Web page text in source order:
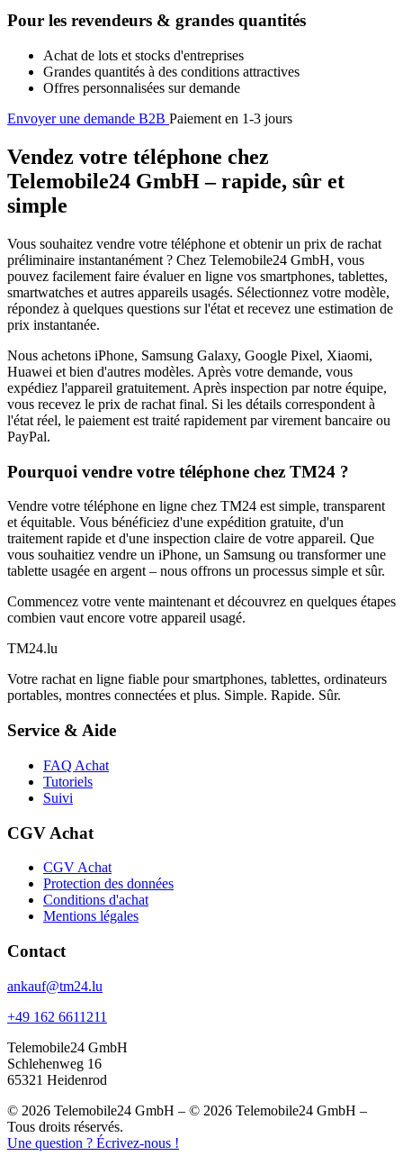
Pour les revendeurs & grandes quantités
Achat de lots et stocks d'entreprises
Grandes quantités à des conditions attractives
Offres personnalisées sur demande
Envoyer une demande B2B Paiement en 1-3 jours
Vendez votre téléphone chez
Telemobile24 GmbH – rapide, sûr et
simple
Vous souhaitez vendre votre téléphone et obtenir un prix de rachat
préliminaire instantanément ? Chez Telemobile24 GmbH, vous
pouvez facilement faire évaluer en ligne vos smartphones, tablettes,
smartwatches et autres appareils usagés. Sélectionnez votre modèle,
répondez à quelques questions sur l'état et recevez une estimation de
prix instantanée.
Nous achetons iPhone, Samsung Galaxy, Google Pixel, Xiaomi,
Huawei et bien d'autres modèles. Après votre demande, vous
expédiez l'appareil gratuitement. Après inspection par notre équipe,
vous recevez le prix de rachat final. Si les détails correspondent à
l'état réel, le paiement est traité rapidement par virement bancaire ou
PayPal.
Pourquoi vendre votre téléphone chez TM24 ?
Vendre votre téléphone en ligne chez TM24 est simple, transparent
et équitable. Vous bénéficiez d'une expédition gratuite, d'un
traitement rapide et d'une inspection claire de votre appareil. Que
vous souhaitiez vendre un iPhone, un Samsung ou transformer une
tablette usagée en argent – nous offrons un processus simple et sûr.
Commencez votre vente maintenant et découvrez en quelques étapes
combien vaut encore votre appareil usagé.
TM24.lu
Votre rachat en ligne fiable pour smartphones, tablettes, ordinateurs
portables, montres connectées et plus. Simple. Rapide. Sûr.
Service & Aide
FAQ Achat
Tutoriels
Suivi
CGV Achat
CGV Achat
Protection des données
Conditions d'achat
Mentions légales
Contact
ankauf@tm24.lu
+49 162 6611211
Telemobile24 GmbH
Schlehenweg 16
65321 Heidenrod
© 2026 Telemobile24 GmbH – © 2026 Telemobile24 GmbH –
Tous droits réservés.
Une question ? Écrivez-nous !